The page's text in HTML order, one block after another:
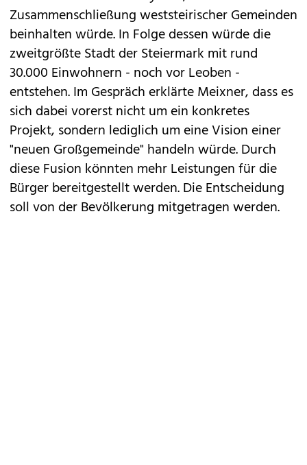
Zusammenschließung weststeirischer Gemeinden
beinhalten würde. In Folge dessen würde die
zweitgrößte Stadt der Steiermark mit rund
30.000 Einwohnern - noch vor Leoben -
entstehen. Im Gespräch erklärte Meixner, dass es
sich dabei vorerst nicht um ein konkretes
Projekt, sondern lediglich um eine Vision einer
"neuen Großgemeinde" handeln würde. Durch
diese Fusion könnten mehr Leistungen für die
Bürger bereitgestellt werden. Die Entscheidung
soll von der Bevölkerung mitgetragen werden.